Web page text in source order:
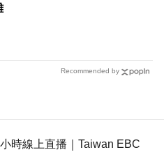
Recommended by
時線上直播｜Taiwan EBC